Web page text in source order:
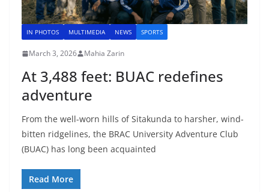
IN PHOTOS MULTIMEDIA NEWS SPORTS
March 3, 2026 Mahia Zarin
At 3,488 feet: BUAC redefines
adventure
From the well-worn hills of Sitakunda to harsher, wind-
bitten ridgelines, the BRAC University Adventure Club
(BUAC) has long been acquainted
Read More